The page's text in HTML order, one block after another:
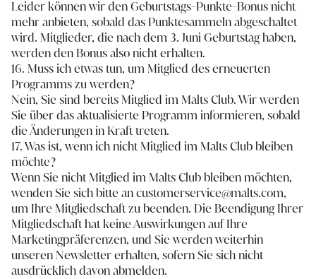
Leider können wir den Geburtstags-Punkte-Bonus nicht
mehr anbieten, sobald das Punktesammeln abgeschaltet
wird. Mitglieder, die nach dem 3. Juni Geburtstag haben,
werden den Bonus also nicht erhalten.
16. Muss ich etwas tun, um Mitglied des erneuerten
Programms zu werden?
Nein, Sie sind bereits Mitglied im Malts Club. Wir werden
Sie über das aktualisierte Programm informieren, sobald
die Änderungen in Kraft treten.
17. Was ist, wenn ich nicht Mitglied im Malts Club bleiben
möchte?
Wenn Sie nicht Mitglied im Malts Club bleiben möchten,
wenden Sie sich bitte an customerservice@malts.com,
um Ihre Mitgliedschaft zu beenden. Die Beendigung Ihrer
Mitgliedschaft hat keine Auswirkungen auf Ihre
Marketingpräferenzen, und Sie werden weiterhin
unseren Newsletter erhalten, sofern Sie sich nicht
ausdrücklich davon abmelden.